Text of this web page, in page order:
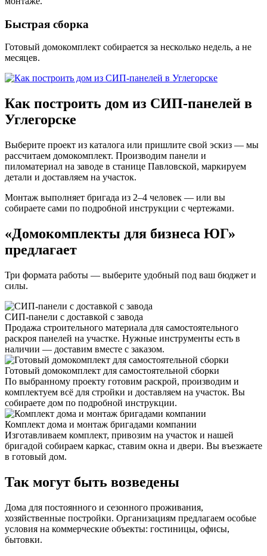
Быстрая сборка
Готовый домокомплект собирается за несколько недель, а не
месяцев.
Как построить дом из СИП-панелей в
Углегорске
Выберите проект из каталога или пришлите свой эскиз — мы
рассчитаем домокомплект. Производим панели и
пиломатериал на заводе в станице Павловской, маркируем
детали и доставляем на участок.
Монтаж выполняет бригада из 2–4 человек — или вы
собираете сами по подробной инструкции с чертежами.
«Домокомплекты для бизнеса ЮГ»
предлагает
Три формата работы — выберите удобный под ваш бюджет и
силы.
СИП-панели с доставкой с завода
Продажа строительного материала для самостоятельного
раскроя панелей на участке. Нужные инструменты есть в
наличии — доставим вместе с заказом.
Готовый домокомплект для самостоятельной сборки
По выбранному проекту готовим раскрой, производим и
комплектуем всё для стройки и доставляем на участок. Вы
собираете дом по подробной инструкции.
Комплект дома и монтаж бригадами компании
Изготавливаем комплект, привозим на участок и нашей
бригадой собираем каркас, ставим окна и двери. Вы въезжаете
в готовый дом.
Так могут быть возведены
Дома для постоянного и сезонного проживания,
хозяйственные постройки. Организациям предлагаем особые
условия на коммерческие объекты: гостиницы, офисы,
бытовки.